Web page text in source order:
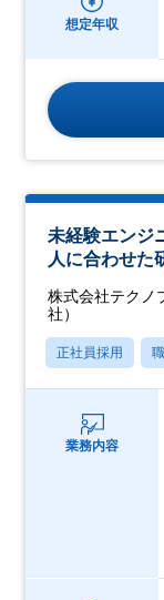
想定年収
未経験エンジ
人に合わせた
株式会社テクノ
社）
正社員採用
業務内容